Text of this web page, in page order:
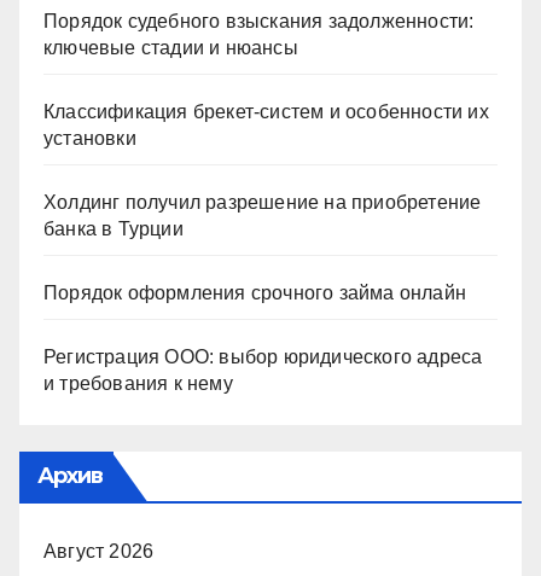
Порядок судебного взыскания задолженности:
ключевые стадии и нюансы
Классификация брекет-систем и особенности их
установки
Холдинг получил разрешение на приобретение
банка в Турции
Порядок оформления срочного займа онлайн
Регистрация ООО: выбор юридического адреса
и требования к нему
Архив
Август 2026